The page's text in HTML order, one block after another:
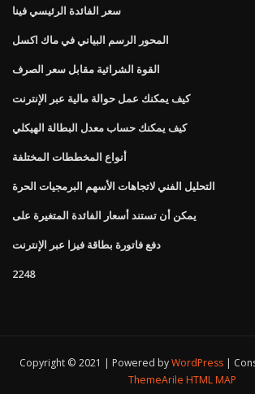
سعر الفائدة الرئيسي فينا
المحور الرسم البياني في ماك اكسل
القوة الشرائية مقابل سعر الصرف
كيف يمكنك عمل حوالة مالية عبر الإنترنت
كيف يمكنك حساب معدل البطالة الهيكلي
أنواع المخططات المختلفة
التحليل الفني لاتجاهات الأسهم البرمجيات الحرة
يمكن أن تستند أسعار الفائدة المتغيرة على
دفع فاتورة بطاقة فيزا عبر الإنترنت
2248
Copyright © 2021 | Powered byWordPress
ThemeArile HTML MAP